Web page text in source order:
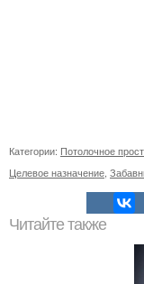
Категории: Потолочное
Целевое назначение
Читайте также